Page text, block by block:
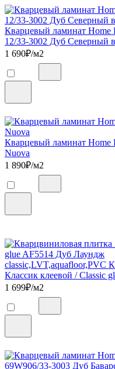
Кварцевый ламинат Home
12/33-3002 Дуб Северный
1 690₽/м2
Кварцевый ламинат Home
Nuova
1 890₽/м2
classic,LVT,aquafloor,PVC
Классик клеевой / Classic
1 699₽/м2